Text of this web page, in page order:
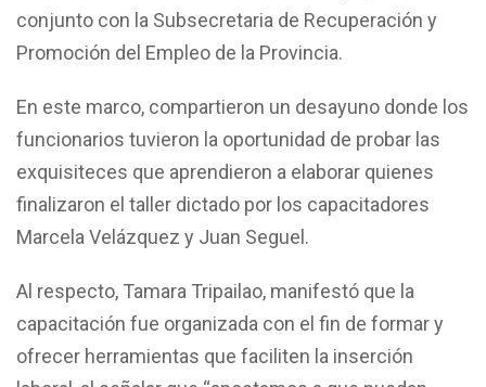
conjunto con la Subsecretaria de Recuperación y
Promoción del Empleo de la Provincia.
En este marco, compartieron un desayuno donde los
funcionarios tuvieron la oportunidad de probar las
exquisiteces que aprendieron a elaborar quienes
finalizaron el taller dictado por los capacitadores
Marcela Velázquez y Juan Seguel.
Al respecto, Tamara Tripailao, manifestó que la
capacitación fue organizada con el fin de formar y
ofrecer herramientas que faciliten la inserción